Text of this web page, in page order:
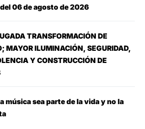
06 de agosto de 2026
TRANSFORMACIÓN DE
MAYOR ILUMINACIÓN, SEGURIDAD,
Y CONSTRUCCIÓN DE
música sea parte de la vida y no la